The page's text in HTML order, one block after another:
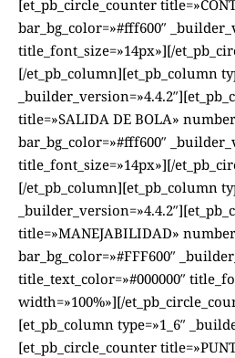
[et_pb_circle_counter
bar_bg_color=»#fff600″
title_font_size=»14px»][/
[/et_pb_column][et_pb_column
title=»SALIDA DE BOLA»
bar_bg_color=»#fff600″
title_font_size=»14px»][/
[/et_pb_column][et_pb_column
title=»MANEJABILIDAD»
bar_bg_color=»#FFF600″
title_text_color=»#000000″
width=»100%»][/
[et_pb_column type=»1_6″
[et_pb_circle_counter